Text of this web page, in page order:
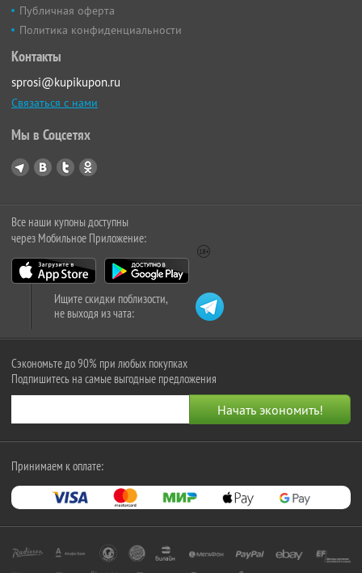
Публичная оферта
Политика конфиденциальности
Контакты
sprosi@kupikupon.ru
Связаться с нами
Мы в Соцсетях
Все наши купоны доступны
через Мобильное Приложение:
Ищите скидки поблизости,
не выходя из чата:
Сэкономьте до 90% при любых покупках
Подпишитесь на самые выгодные предложения
Принимаем к оплате: